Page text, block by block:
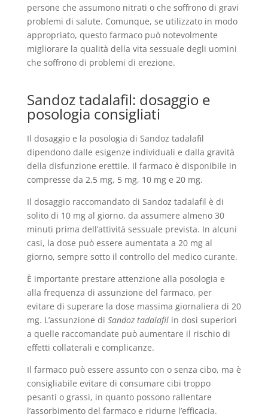
persone che assumono nitrati o che soffrono di gravi
problemi di salute. Comunque, se utilizzato in modo
appropriato, questo farmaco può notevolmente
migliorare la qualità della vita sessuale degli uomini
che soffrono di problemi di erezione.
Sandoz tadalafil: dosaggio e
posologia consigliati
Il dosaggio e la posologia di Sandoz tadalafil
dipendono dalle esigenze individuali e dalla gravità
della disfunzione erettile. Il farmaco è disponibile in
compresse da 2,5 mg, 5 mg, 10 mg e 20 mg.
Il dosaggio raccomandato di Sandoz tadalafil è di
solito di 10 mg al giorno, da assumere almeno 30
minuti prima dell’attività sessuale prevista. In alcuni
casi, la dose può essere aumentata a 20 mg al
giorno, sempre sotto il controllo del medico curante.
È importante prestare attenzione alla posologia e
alla frequenza di assunzione del farmaco, per
evitare di superare la dose massima giornaliera di 20
mg. L’assunzione di Sandoz tadalafilin dosi superiori
a quelle raccomandate può aumentare il rischio di
effetti collaterali e complicanze.
Il farmaco può essere assunto con o senza cibo, ma è
consigliabile evitare di consumare cibi troppo
pesanti o grassi, in quanto possono rallentare
l’assorbimento del farmaco e ridurne l’efficacia.